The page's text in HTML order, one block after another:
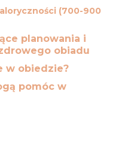
(700-900
planowania i
obiadu
w obiedzie?
pomóc w